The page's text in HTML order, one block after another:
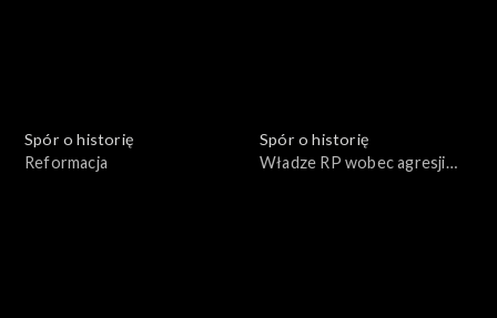
Spór o historię
Reformacja
Spór o historię
Władze RP wobec agresji